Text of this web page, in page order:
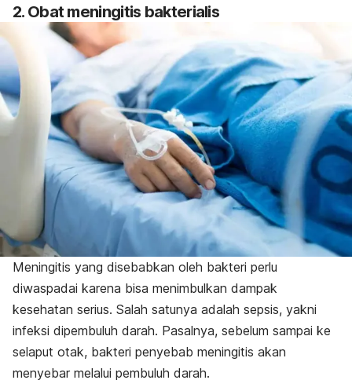
2. Obat meningitis bakterialis
Meningitis yang disebabkan oleh bakteri perlu
diwaspadai karena bisa menimbulkan dampak
kesehatan serius. Salah satunya adalah sepsis, yakni
infeksi dipembuluh darah. Pasalnya, sebelum sampai ke
selaput otak, bakteri penyebab meningitis akan
menyebar melalui pembuluh darah.